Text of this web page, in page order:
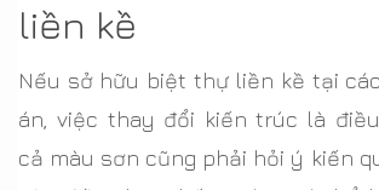
liền kề
Nếu sở hữu biệt thự liền kề tại
án, việc thay đổi kiến trúc là
cả màu sơn cũng phải hỏi ý kiến